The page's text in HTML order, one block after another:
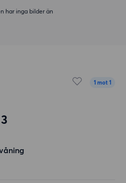
har inga bilder än
1 mot 1